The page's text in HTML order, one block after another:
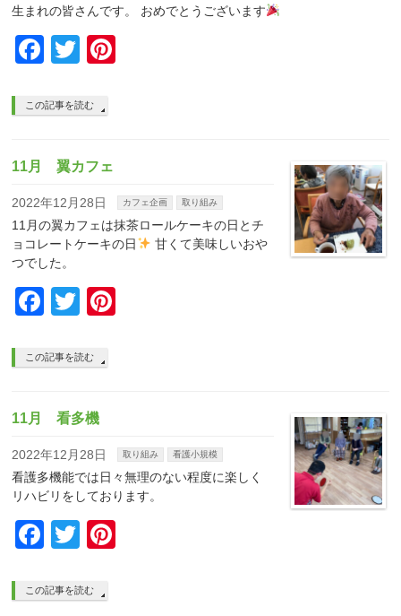
生まれの皆さんです。 おめでとうございます
Facebook
Twitter
この記事を読む
11月 翼カフェ
2022年12月28日 カフェ企画 取り組み
11月の翼カフェは抹茶ロールケーキの日とチ
ョコレートケーキの日
甘くて美味しいおや
つでした。
Facebook
Twitter
この記事を読む
11月 看多機
2022年12月28日 取り組み 看護小規模
看護多機能では日々無理のない程度に楽しく
リハビリをしております。
Facebook
Twitter
この記事を読む